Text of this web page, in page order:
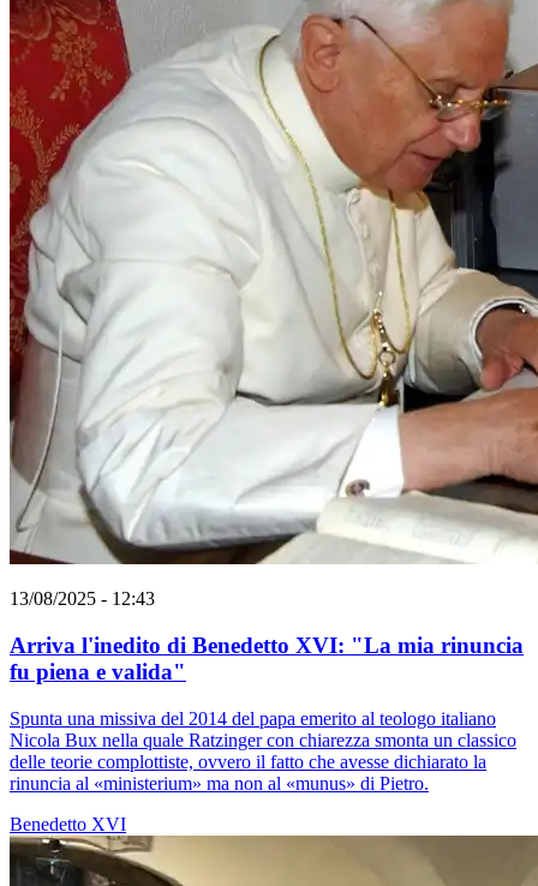
13/08/2025 - 12:43
Arriva l'inedito di Benedetto XVI: "La mia rinuncia
fu piena e valida"
Spunta una missiva del 2014 del papa emerito al teologo italiano
Nicola Bux nella quale Ratzinger con chiarezza smonta un classico
delle teorie complottiste, ovvero il fatto che avesse dichiarato la
rinuncia al «ministerium» ma non al «munus» di Pietro.
Benedetto XVI